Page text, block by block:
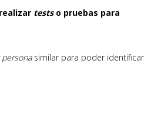
realizar testso pruebas para
similar para poder identificar